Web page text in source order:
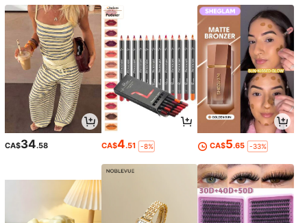
CA$34.58 CA$4.51 -8% CA$5.65 -33%